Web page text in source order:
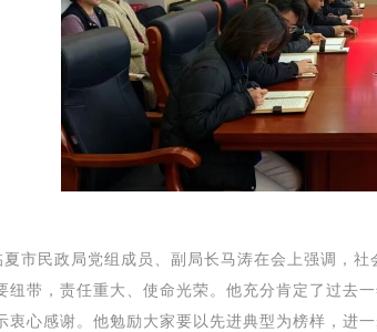
政局党组成员、副局长马涛在会上强调，社
纽带，责任重大、使命光荣。他充分肯定了过去
衷心感谢。他勉励大家要以先进典型为榜样，进